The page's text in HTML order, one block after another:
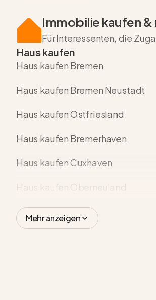
Immobilie kaufen &
Für Interessenten, die
Haus kaufen
Haus kaufen Bremen
Haus kaufen Bremen Neustadt
Haus kaufen Ostfriesland
Haus kaufen Bremerhaven
Haus kaufen Cuxhaven
Haus kaufen Oberneuland
Mehr anzeigen